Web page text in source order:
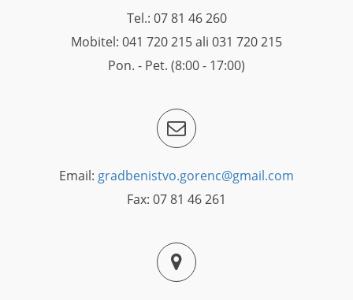
Tel.: 07 81 46 260
Mobitel: 041 720 215 ali 031 720 215
Pon. - Pet. (8:00 - 17:00)
Email: gradbenistvo.gorenc@gmail.com
Fax: 07 81 46 261